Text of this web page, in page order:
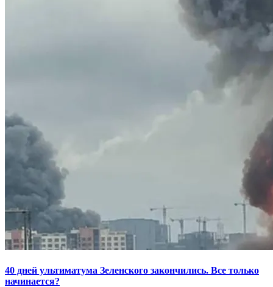
40 дней ультиматума Зеленского закончились. Все только
начинается?